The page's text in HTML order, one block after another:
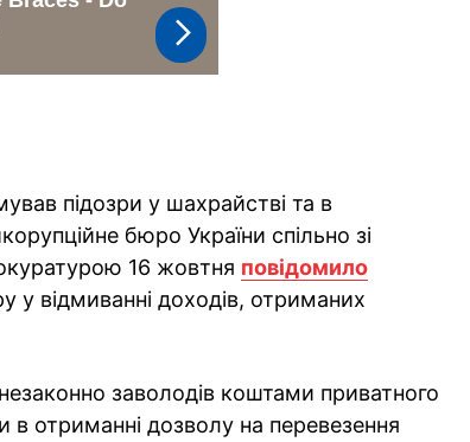
підозри у шахрайстві та в
бюро України спільно зі
16 жовтня повідомило
у відмиванні доходів, отриманих
заволодів коштами приватного
отриманні дозволу на перевезення